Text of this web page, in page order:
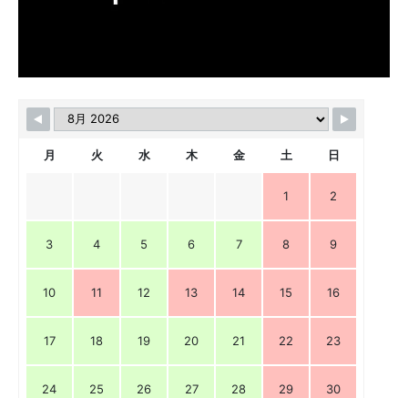
月 火 水 木 金 土 日
1 2
3 4 5 6 7 8 9
10 11 12 13 14 15 16
17 18 19 20 21 22 23
24 25 26 27 28 29 30